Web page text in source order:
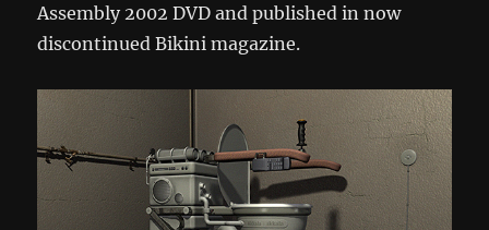
Assembly 2002 DVD and published in now
discontinued Bikini magazine.